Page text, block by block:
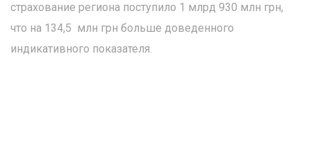
страхование региона поступило 1 млрд 930 млн грн,
что на 134,5 млн грн больше доведенного
индикативного показателя.